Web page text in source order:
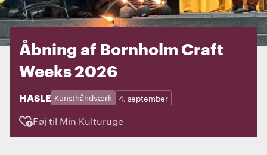
Åbning af Bornholm Craft
Weeks 2026
STED:
HASLE
Kategorier:Kunsthåndværk
Dage: 4. september
Føj til Min Kulturuge